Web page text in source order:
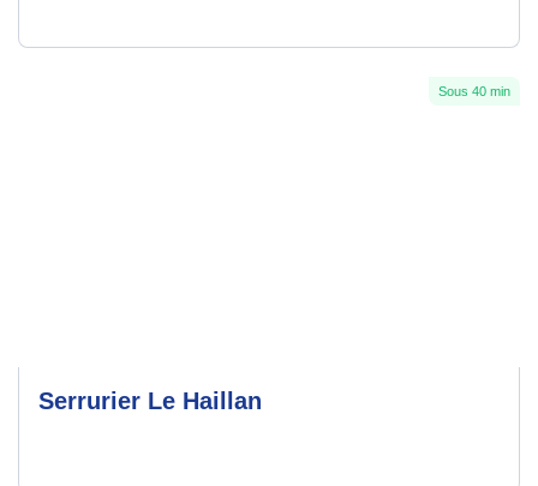
Sous 40 min
Serrurier Le Haillan